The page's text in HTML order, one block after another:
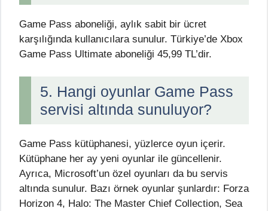
Game Pass aboneliği, aylık sabit bir ücret
karşılığında kullanıcılara sunulur. Türkiye’de Xbox
Game Pass Ultimate aboneliği 45,99 TL’dir.
5. Hangi oyunlar Game Pass
servisi altında sunuluyor?
Game Pass kütüphanesi, yüzlerce oyun içerir.
Kütüphane her ay yeni oyunlar ile güncellenir.
Ayrıca, Microsoft’un özel oyunları da bu servis
altında sunulur. Bazı örnek oyunlar şunlardır: Forza
Horizon 4, Halo: The Master Chief Collection, Sea